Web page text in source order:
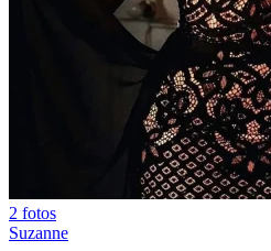
2 fotos
Suzanne